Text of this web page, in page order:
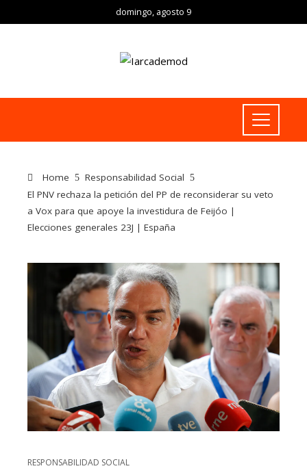
domingo, agosto 9
Home
Responsabilidad Social
El PNV rechaza la petición del PP de reconsiderar su veto
a Vox para que apoye la investidura de Feijóo |
Elecciones generales 23J | España
RESPONSABILIDAD SOCIAL